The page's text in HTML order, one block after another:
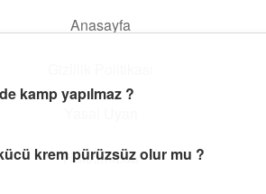
Anasayfa
Hakkımızda
Hatırlatmalar
için kısa ve eğlenceli içerikler.
kamp yapılmaz ?
krem pürüzsüz olur mu ?